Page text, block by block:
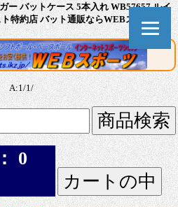
ー バットケース 5本入れ WB57657 ルイ
特約店 バット通販ならWEBスポーツ本
A:1/1/
0